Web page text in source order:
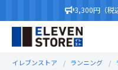
3,300円（税
イレブンストア ランニング